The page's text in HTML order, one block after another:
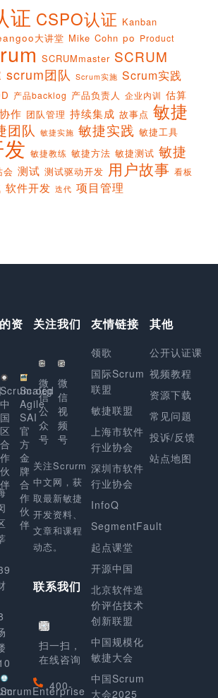
证 CSPO认证 Kanban
大讲堂 Mike Cohn po Product
SCRUMmaster SCRUM
scrum团队 Scrum实施 Scrum实践
产品backlog 产品负责人 企业内训 估算
作 团队管理 持续集成 故事点 敏捷
团队 敏捷实施 敏捷实践 敏捷工具
敏捷教练 敏捷方法 敏捷测试 敏捷
会 测试 测试驱动开发 用户故事 看板
软件开发 迭代 项目管理
资
Scrum.org
中
国
区
合
作
伙
伴
Scaled
Agile
SAI
官
方
金
牌
合
作
伙
伴
ScrumEnterprise
关注我们
微
信
公
众
号
微
信
视
频
号
关注Scrurm
中文网，获
取最新敏捷
开发资料、
文章和课程
动态。
联系我们
扫一扫，
在线咨询
400-
友情链接
领歌
国际Scrum
联盟
敏捷联盟
上海市软件
行业协会
深圳市软件
行业协会
InfoQ
SegmentFault
起点课堂
开源中国
北京软件造
价评估技术
创新联盟
中国规模化
敏捷大会
中国Scrum
大会2025
其他
公开认证课
视频教程
资源下载
常见问题
投诉/反馈
站点地图